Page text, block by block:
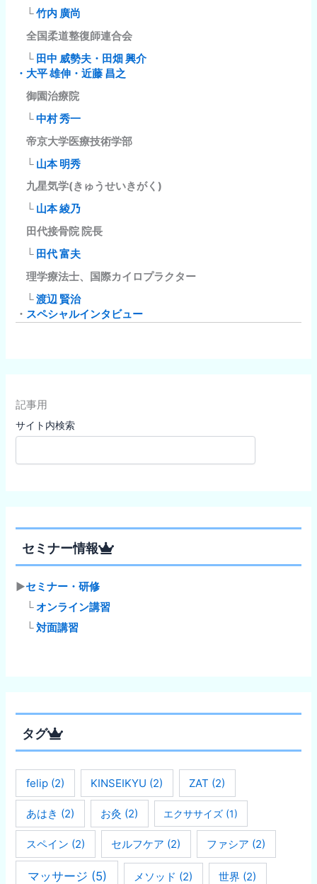
└竹内 廣尚
全国柔道整復師連合会
└ 田中 威勢夫・田畑 興介
・大平 雄伸・近藤 昌之
御園治療院
└中村 秀一
帝京大学医療技術学部
└ 山本 明秀
九星気学(きゅうせいきがく)
└ 山本 綾乃
田代接骨院 院長
└ 田代 富夫
理学療法士、国際カイロプラクター
└渡辺 賢治
・ スペシャルインタビュー
記事用
サイト内検索
セミナー情報
▶セミナー・研修
└オンライン講習
└対面講習
タグ
felip (2) KINSEIKYU (2) ZAT (2)
あはき (2) お灸 (2) エクササイズ (1)
スペイン (2) セルフケア (2) ファシア (2)
マッサージ (5) メソッド (2) 世界 (2)